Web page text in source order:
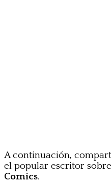
A continuación,
el popular escritor
Comics.